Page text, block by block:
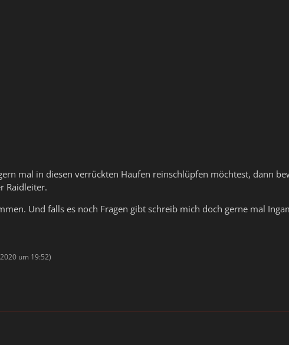
mal in diesen verrückten Haufen reinschlüpfen möchtest, dann
Raidleiter.
Und falls es noch Fragen gibt schreib mich doch gerne mal
um 19:52)